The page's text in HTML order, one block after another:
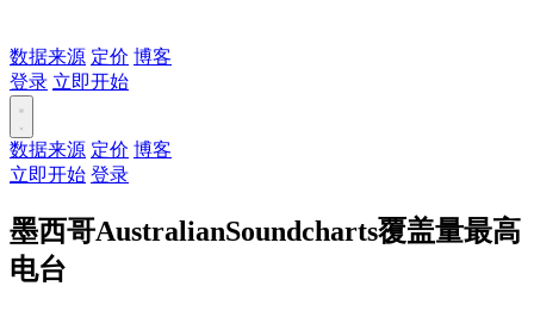
数据来源 定价 博客
登录 立即开始
数据来源 定价 博客
立即开始 登录
墨西哥AustralianSoundcharts覆盖量最高
电台